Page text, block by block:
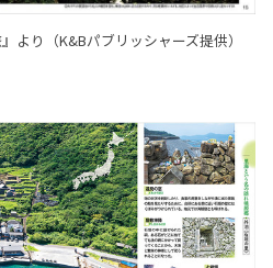
より（K&Bパブリッシャーズ提供）